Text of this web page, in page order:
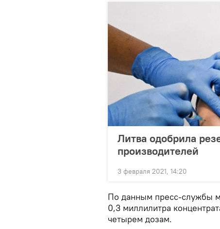
Литва одобрила
производителей
3 февраля 2021, 14:20
По данным пресс-службы
0,3 миллилитра
четырем дозам.